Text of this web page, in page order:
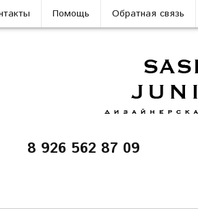
Помощь Обратная связь
8 926 562 87 09